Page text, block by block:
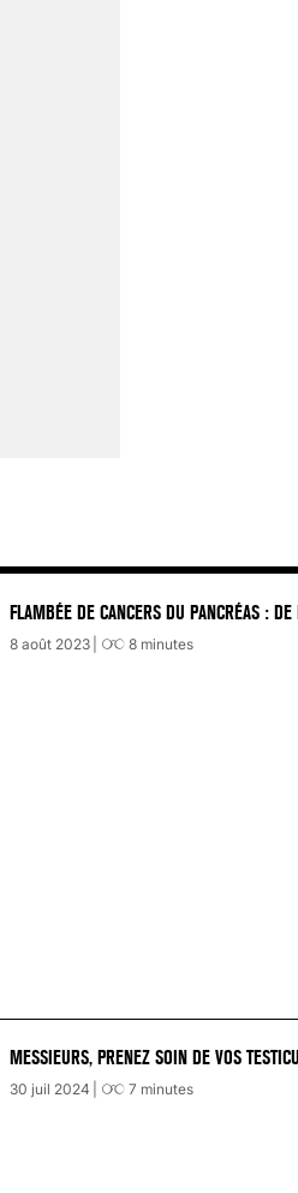
FLAMBÉE DE CANCERS DU PANCRÉAS :
8 août 2023 8 minutes
MESSIEURS, PRENEZ SOIN DE VOS
30 juil 2024 7 minutes